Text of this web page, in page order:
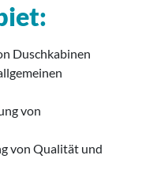
Duschkabinen
von
von Qualität und